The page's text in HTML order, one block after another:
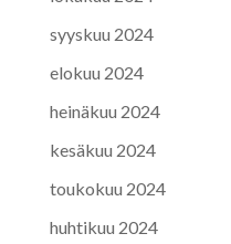
syyskuu 2024
elokuu 2024
heinäkuu 2024
kesäkuu 2024
toukokuu 2024
huhtikuu 2024